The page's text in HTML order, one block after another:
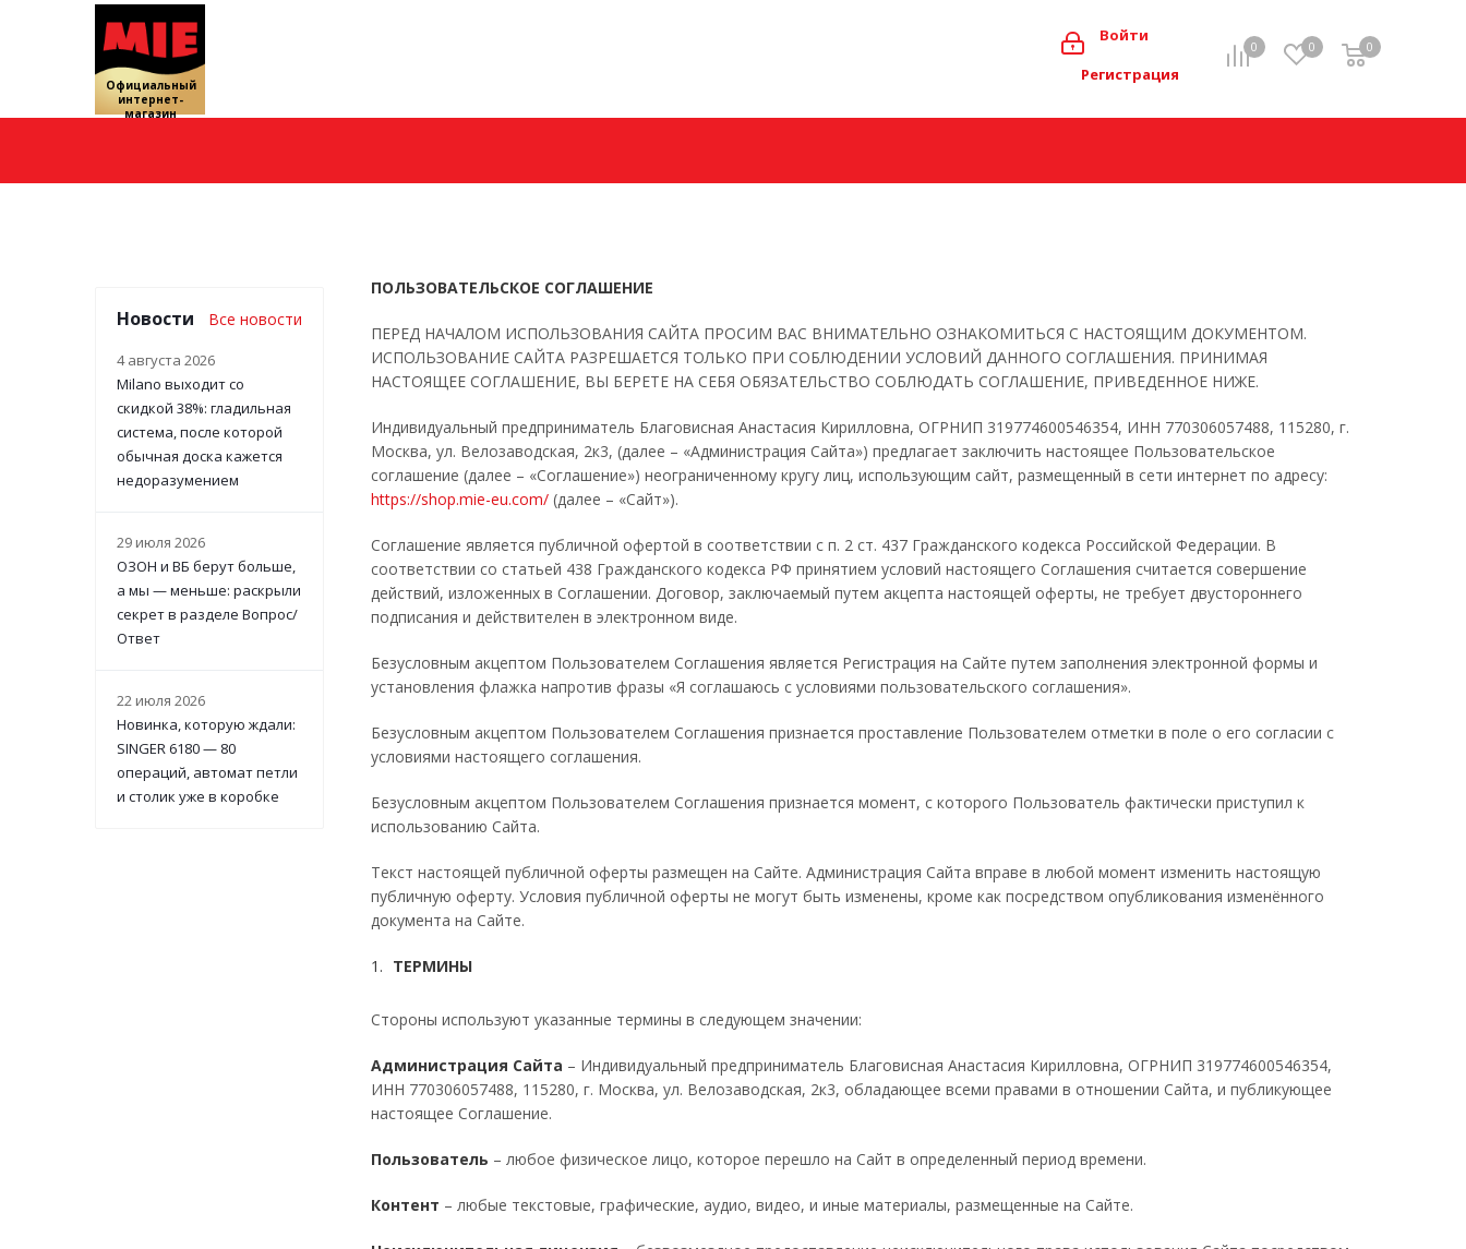
Официальный
интернет-
магазин
0 0 0
Войти
Регистрация
ПОЛЬЗОВАТЕЛЬСКОЕ СОГЛАШЕНИЕ
ПЕРЕД НАЧАЛОМ ИСПОЛЬЗОВАНИЯ САЙТА ПРОСИМ ВАС ВНИМАТЕЛЬНО ОЗНАКОМИТЬСЯ С НАСТОЯЩИМ ДОКУМЕНТОМ.
ИСПОЛЬЗОВАНИЕ САЙТА РАЗРЕШАЕТСЯ ТОЛЬКО ПРИ СОБЛЮДЕНИИ УСЛОВИЙ ДАННОГО СОГЛАШЕНИЯ. ПРИНИМАЯ
НАСТОЯЩЕЕ СОГЛАШЕНИЕ, ВЫ БЕРЕТЕ НА СЕБЯ ОБЯЗАТЕЛЬСТВО СОБЛЮДАТЬ СОГЛАШЕНИЕ, ПРИВЕДЕННОЕ НИЖЕ.
Индивидуальный предприниматель Благовисная Анастасия Кирилловна, ОГРНИП 319774600546354, ИНН 770306057488, 115280, г.
Москва, ул. Велозаводская, 2к3, (далее – «Администрация Сайта») предлагает заключить настоящее Пользовательское
соглашение (далее – «Соглашение») неограниченному кругу лиц, использующим сайт, размещенный в сети интернет по адресу:
https://shop.mie-eu.com/ (далее – «Сайт»).
Соглашение является публичной офертой в соответствии с п. 2 ст. 437 Гражданского кодекса Российской Федерации. В
соответствии со статьей 438 Гражданского кодекса РФ принятием условий настоящего Соглашения считается совершение
действий, изложенных в Соглашении. Договор, заключаемый путем акцепта настоящей оферты, не требует двустороннего
подписания и действителен в электронном виде.
Безусловным акцептом Пользователем Соглашения является Регистрация на Сайте путем заполнения электронной формы и
установления флажка напротив фразы «Я соглашаюсь с условиями пользовательского соглашения».
Безусловным акцептом Пользователем Соглашения признается проставление Пользователем отметки в поле о его согласии с
условиями настоящего соглашения.
Безусловным акцептом Пользователем Соглашения признается момент, с которого Пользователь фактически приступил к
использованию Сайта.
Текст настоящей публичной оферты размещен на Сайте. Администрация Сайта вправе в любой момент изменить настоящую
публичную оферту. Условия публичной оферты не могут быть изменены, кроме как посредством опубликования изменённого
документа на Сайте.
ТЕРМИНЫ
Стороны используют указанные термины в следующем значении:
Администрация Сайта – Индивидуальный предприниматель Благовисная Анастасия Кирилловна, ОГРНИП 319774600546354,
ИНН 770306057488, 115280, г. Москва, ул. Велозаводская, 2к3, обладающее всеми правами в отношении Сайта, и публикующее
настоящее Соглашение.
Пользователь – любое физическое лицо, которое перешло на Сайт в определенный период времени.
Контент – любые текстовые, графические, аудио, видео, и иные материалы, размещенные на Сайте.
Новости Все новости
4 августа 2026
Milano выходит со
скидкой 38%: гладильная
система, после которой
обычная доска кажется
недоразумением
29 июля 2026
ОЗОН и ВБ берут больше,
а мы — меньше: раскрыли
секрет в разделе Вопрос/
Ответ
22 июля 2026
Новинка, которую ждали:
SINGER 6180 — 80
операций, автомат петли
и столик уже в коробке